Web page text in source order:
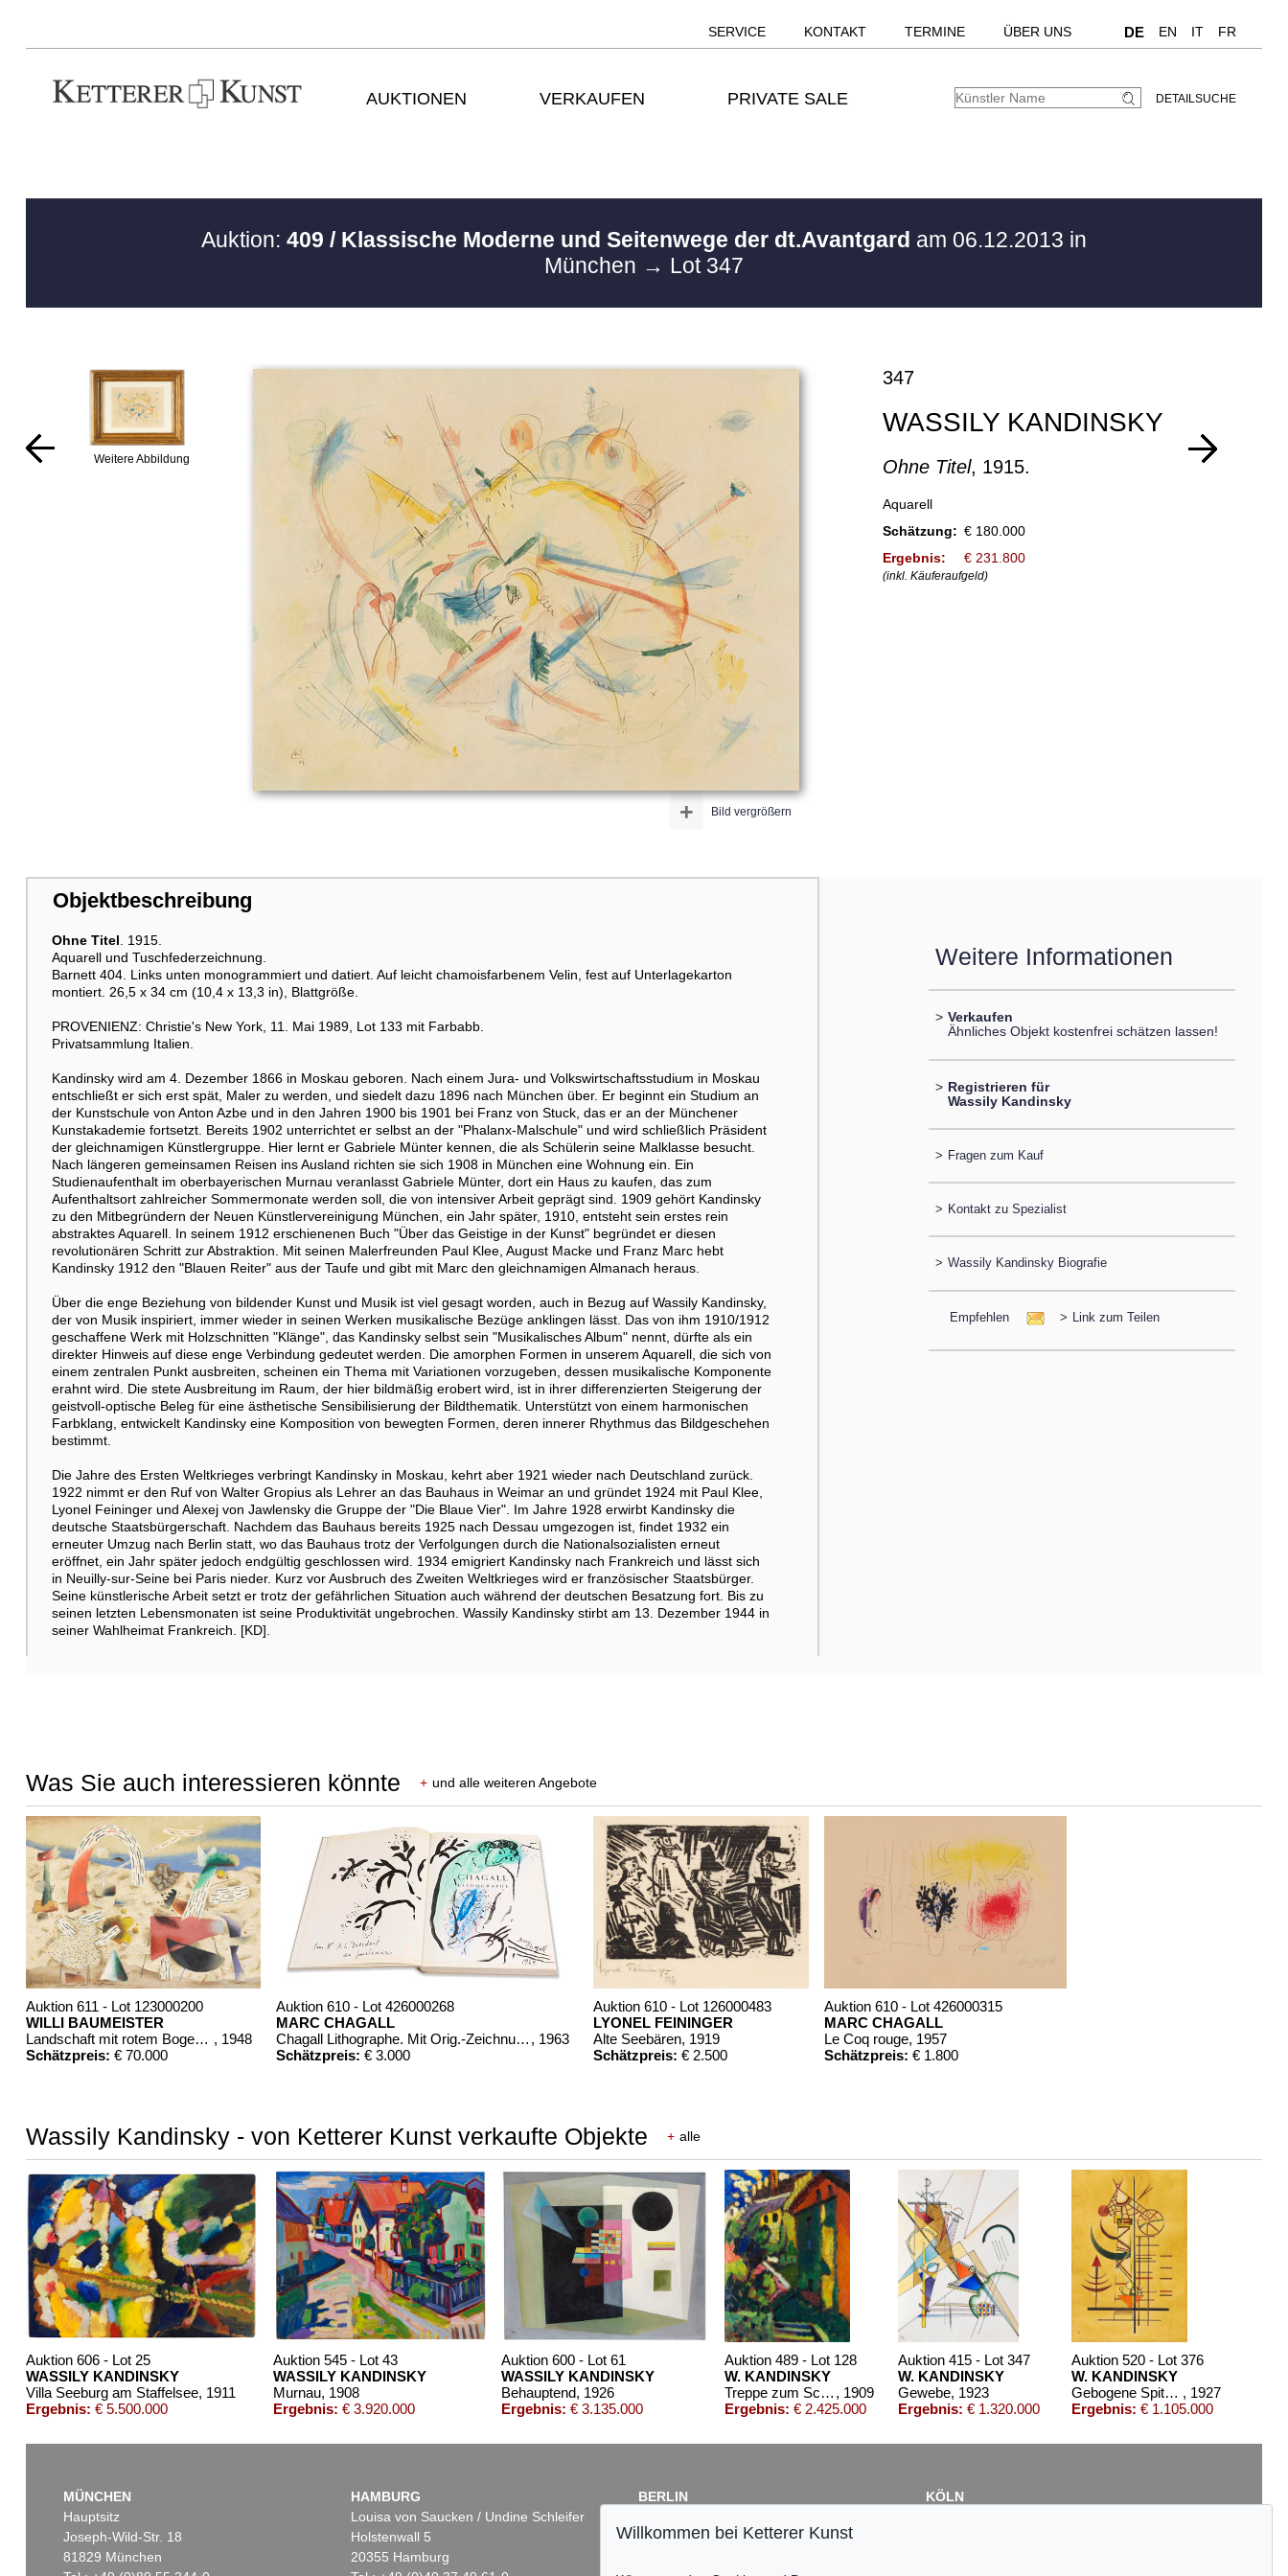
SERVICE KONTAKT TERMINE ÜBER UNS DE EN IT FR
AUKTIONEN VERKAUFEN PRIVATE SALE DETAILSUCHE
Auktion: 409 / Klassische Moderne und Seitenwege der dt.Avantgard am 06.12.2013 in
München → Lot 347
Weitere Abbildung
Bild vergrößern
+
347
WASSILY KANDINSKY
Ohne Titel, 1915.
Aquarell
Schätzung: € 180.000
Ergebnis:
€ 231.800
(inkl. Käuferaufgeld)
Objektbeschreibung
Ohne Titel. 1915.
Aquarell und Tuschfederzeichnung.
Barnett 404. Links unten monogrammiert und datiert. Auf leicht chamoisfarbenem Velin, fest auf Unterlagekarton
montiert. 26,5 x 34 cm (10,4 x 13,3 in), Blattgröße.
PROVENIENZ: Christie's New York, 11. Mai 1989, Lot 133 mit Farbabb.
Privatsammlung Italien.
Kandinsky wird am 4. Dezember 1866 in Moskau geboren. Nach einem Jura- und Volkswirtschaftsstudium in Moskau
entschließt er sich erst spät, Maler zu werden, und siedelt dazu 1896 nach München über. Er beginnt ein Studium an
der Kunstschule von Anton Azbe und in den Jahren 1900 bis 1901 bei Franz von Stuck, das er an der Münchener
Kunstakademie fortsetzt. Bereits 1902 unterrichtet er selbst an der "Phalanx-Malschule" und wird schließlich Präsident
der gleichnamigen Künstlergruppe. Hier lernt er Gabriele Münter kennen, die als Schülerin seine Malklasse besucht.
Nach längeren gemeinsamen Reisen ins Ausland richten sie sich 1908 in München eine Wohnung ein. Ein
Studienaufenthalt im oberbayerischen Murnau veranlasst Gabriele Münter, dort ein Haus zu kaufen, das zum
Aufenthaltsort zahlreicher Sommermonate werden soll, die von intensiver Arbeit geprägt sind. 1909 gehört Kandinsky
zu den Mitbegründern der Neuen Künstlervereinigung München, ein Jahr später, 1910, entsteht sein erstes rein
abstraktes Aquarell. In seinem 1912 erschienenen Buch "Über das Geistige in der Kunst" begründet er diesen
revolutionären Schritt zur Abstraktion. Mit seinen Malerfreunden Paul Klee, August Macke und Franz Marc hebt
Kandinsky 1912 den "Blauen Reiter" aus der Taufe und gibt mit Marc den gleichnamigen Almanach heraus.
Über die enge Beziehung von bildender Kunst und Musik ist viel gesagt worden, auch in Bezug auf Wassily Kandinsky,
der von Musik inspiriert, immer wieder in seinen Werken musikalische Bezüge anklingen lässt. Das von ihm 1910/1912
geschaffene Werk mit Holzschnitten "Klänge", das Kandinsky selbst sein "Musikalisches Album" nennt, dürfte als ein
direkter Hinweis auf diese enge Verbindung gedeutet werden. Die amorphen Formen in unserem Aquarell, die sich von
einem zentralen Punkt ausbreiten, scheinen ein Thema mit Variationen vorzugeben, dessen musikalische Komponente
erahnt wird. Die stete Ausbreitung im Raum, der hier bildmäßig erobert wird, ist in ihrer differenzierten Steigerung der
geistvoll-optische Beleg für eine ästhetische Sensibilisierung der Bildthematik. Unterstützt von einem harmonischen
Farbklang, entwickelt Kandinsky eine Komposition von bewegten Formen, deren innerer Rhythmus das Bildgeschehen
bestimmt.
Die Jahre des Ersten Weltkrieges verbringt Kandinsky in Moskau, kehrt aber 1921 wieder nach Deutschland zurück.
1922 nimmt er den Ruf von Walter Gropius als Lehrer an das Bauhaus in Weimar an und gründet 1924 mit Paul Klee,
Lyonel Feininger und Alexej von Jawlensky die Gruppe der "Die Blaue Vier". Im Jahre 1928 erwirbt Kandinsky die
deutsche Staatsbürgerschaft. Nachdem das Bauhaus bereits 1925 nach Dessau umgezogen ist, findet 1932 ein
erneuter Umzug nach Berlin statt, wo das Bauhaus trotz der Verfolgungen durch die Nationalsozialisten erneut
eröffnet, ein Jahr später jedoch endgültig geschlossen wird. 1934 emigriert Kandinsky nach Frankreich und lässt sich
in Neuilly-sur-Seine bei Paris nieder. Kurz vor Ausbruch des Zweiten Weltkrieges wird er französischer Staatsbürger.
Seine künstlerische Arbeit setzt er trotz der gefährlichen Situation auch während der deutschen Besatzung fort. Bis zu
seinen letzten Lebensmonaten ist seine Produktivität ungebrochen. Wassily Kandinsky stirbt am 13. Dezember 1944 in
seiner Wahlheimat Frankreich. [KD].
Weitere Informationen
> Verkaufen
Ähnliches Objekt kostenfrei schätzen lassen!
> Registrieren für
Wassily Kandinsky
> Fragen zum Kauf
> Kontakt zu Spezialist
> Wassily Kandinsky Biografie
Empfehlen > Link zum Teilen
Was Sie auch interessieren könnte + und alle weiteren Angebote
Auktion 611 - Lot 123000200
WILLI BAUMEISTER
Landschaft mit rotem Bogen (Sommerfest) , 1948
Schätzpreis: € 70.000
Auktion 610 - Lot 426000268
MARC CHAGALL
Chagall Lithographe. Mit Orig.-Zeichnung von Chagall , 1963
Schätzpreis: € 3.000
Auktion 610 - Lot 126000483
LYONEL FEININGER
Alte Seebären, 1919
Schätzpreis: € 2.500
Auktion 610 - Lot 426000315
MARC CHAGALL
Le Coq rouge, 1957
Schätzpreis: € 1.800
Auktion 610 - Lot 426000372
HERMANN MAX PECHSTEIN
Reisebilder, 1919
Schätzpreis:
€ 1.600
Auktion 610 - Lot 426000322
MARC CHAGALL
Chagall Lithographe. Bde. 1-3 , 1960
Schätzpreis:€ 1.000
Wassily Kandinsky - von Ketterer Kunst verkaufte Objekte + alle
Auktion 606 - Lot 25
WASSILY KANDINSKY
Villa Seeburg am Staffelsee, 1911
Ergebnis: € 5.500.000
Auktion 545 - Lot 43
WASSILY KANDINSKY
Murnau, 1908
Ergebnis: € 3.920.000
Auktion 600 - Lot 61
WASSILY KANDINSKY
Behauptend, 1926
Ergebnis: € 3.135.000
Auktion 489 - Lot 128
W. KANDINSKY
Treppe zum Schloss (Murnau) , 1909
Ergebnis: € 2.425.000
Auktion 415 - Lot 347
W. KANDINSKY
Gewebe, 1923
Ergebnis: € 1.320.000
Auktion 520 - Lot 376
W. KANDINSKY
Gebogene Spitzen , 1927
Ergebnis: € 1.105.000
MÜNCHEN
Hauptsitz
Joseph-Wild-Str. 18
81829 München
HAMBURG
Louisa von Saucken / Undine Schleifer
Holstenwall 5
20355 Hamburg
BERLIN
Fasanenstr. 70
KÖLN
Willkommen bei Ketterer Kunst